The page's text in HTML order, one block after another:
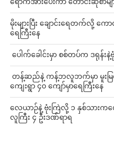
ရောက်အားပေးကာ တောင်းဆိုစာ
မိုးများပြီး ချောင်းရေတက်လို့ က
ရေကြီးနေ
ပေါက်ခေါင်းမှာ စစ်တပ်က ဒရုန်း
တန့်ဆည်နဲ့ ကန့်ဘလူဘက်မှာ မူးမြ
ကျေးရွာ ၄၀ ကျော်မှာရေကြီးနေ
လေယာဉ်နဲ့ ဗုံးကြဲလို့ ၁ နှစ်သားက
လူကြီး ၄ ဦးဒဏ်ရာရ